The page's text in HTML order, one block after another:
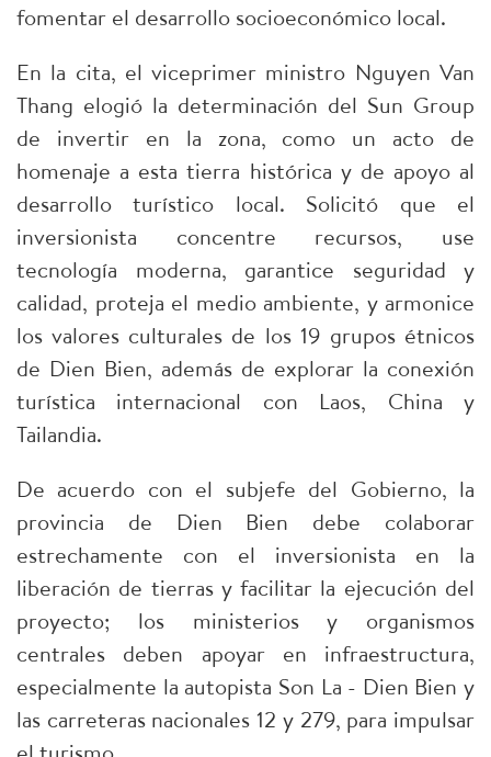
fomentar el desarrollo socioeconómico local.
En la cita, el viceprimer ministro Nguyen Van
Thang elogió la determinación del Sun Group
de invertir en la zona, como un acto de
homenaje a esta tierra histórica y de apoyo al
desarrollo turístico local. Solicitó que el
inversionista concentre recursos, use
tecnología moderna, garantice seguridad y
calidad, proteja el medio ambiente, y armonice
los valores culturales de los 19 grupos étnicos
de Dien Bien, además de explorar la conexión
turística internacional con Laos, China y
Tailandia.
De acuerdo con el subjefe del Gobierno, la
provincia de Dien Bien debe colaborar
estrechamente con el inversionista en la
liberación de tierras y facilitar la ejecución del
proyecto; los ministerios y organismos
centrales deben apoyar en infraestructura,
especialmente la autopista Son La - Dien Bien y
las carreteras nacionales 12 y 279, para impulsar